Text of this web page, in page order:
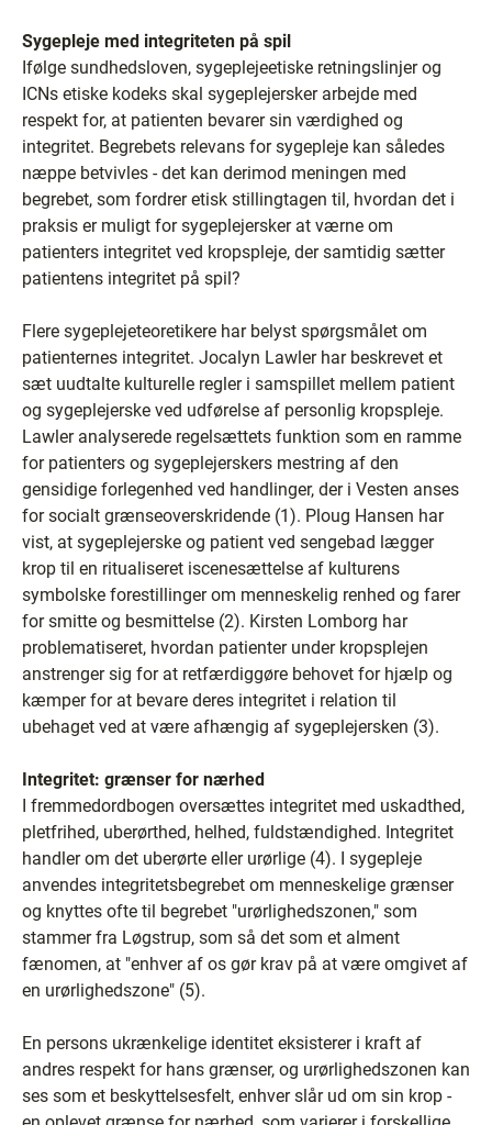
Sygepleje med integriteten på spil
Ifølge sundhedsloven, sygeplejeetiske retningslinjer og
ICNs etiske kodeks skal sygeplejersker arbejde med
respekt for, at patienten bevarer sin værdighed og
integritet. Begrebets relevans for sygepleje kan således
næppe betvivles - det kan derimod meningen med
begrebet, som fordrer etisk stillingtagen til, hvordan det i
praksis er muligt for sygeplejersker at værne om
patienters integritet ved kropspleje, der samtidig sætter
patientens integritet på spil?
Flere sygeplejeteoretikere har belyst spørgsmålet om
patienternes integritet. Jocalyn Lawler har beskrevet et
sæt uudtalte kulturelle regler i samspillet mellem patient
og sygeplejerske ved udførelse af personlig kropspleje.
Lawler analyserede regelsættets funktion som en ramme
for patienters og sygeplejerskers mestring af den
gensidige forlegenhed ved handlinger, der i Vesten anses
for socialt grænseoverskridende (1). Ploug Hansen har
vist, at sygeplejerske og patient ved sengebad lægger
krop til en ritualiseret iscenesættelse af kulturens
symbolske forestillinger om menneskelig renhed og farer
for smitte og besmittelse (2). Kirsten Lomborg har
problematiseret, hvordan patienter under kropsplejen
anstrenger sig for at retfærdiggøre behovet for hjælp og
kæmper for at bevare deres integritet i relation til
ubehaget ved at være afhængig af sygeplejersken (3).
Integritet: grænser for nærhed
I fremmedordbogen oversættes integritet med uskadthed,
pletfrihed, uberørthed, helhed, fuldstændighed. Integritet
handler om det uberørte eller urørlige (4). I sygepleje
anvendes integritetsbegrebet om menneskelige grænser
og knyttes ofte til begrebet "urørlighedszonen," som
stammer fra Løgstrup, som så det som et alment
fænomen, at "enhver af os gør krav på at være omgivet af
en urørlighedszone" (5).
En persons ukrænkelige identitet eksisterer i kraft af
andres respekt for hans grænser, og urørlighedszonen kan
ses som et beskyttelsesfelt, enhver slår ud om sin krop -